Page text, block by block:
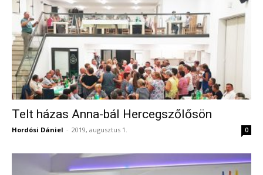
Telt házas Anna-bál Hercegszőlősön
Hordósi Dániel - 2019, augusztus 1. 0